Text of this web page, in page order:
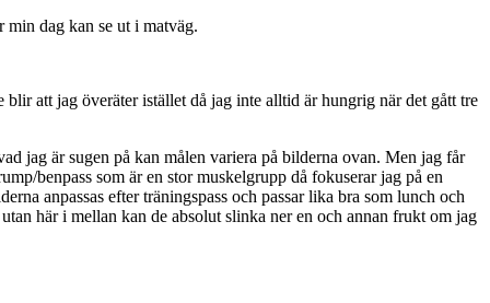
min dag kan se ut i matväg.
att jag överäter istället då jag inte alltid är hungrig när det gått tre
jag är sugen på kan målen variera på bilderna ovan. Men jag får
benpass som är en stor muskelgrupp då fokuserar jag på en
anpassas efter träningspass och passar lika bra som lunch och
här i mellan kan de absolut slinka ner en och annan frukt om jag